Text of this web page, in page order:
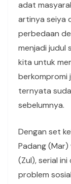
adat
artinya seiya
perbedaan
menjadi judul
kita untuk
berkompromi
ternyata
sebelumnya.
Dengan set
Padang
(Zul), serial
problem